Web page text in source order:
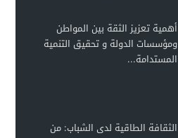
أهمية تعزيز الثقة بين المواطن
ومؤسسات الدولة و تحقيق التنمية
المستدامة...
الثقافة الطاقية لدى الشباب: من